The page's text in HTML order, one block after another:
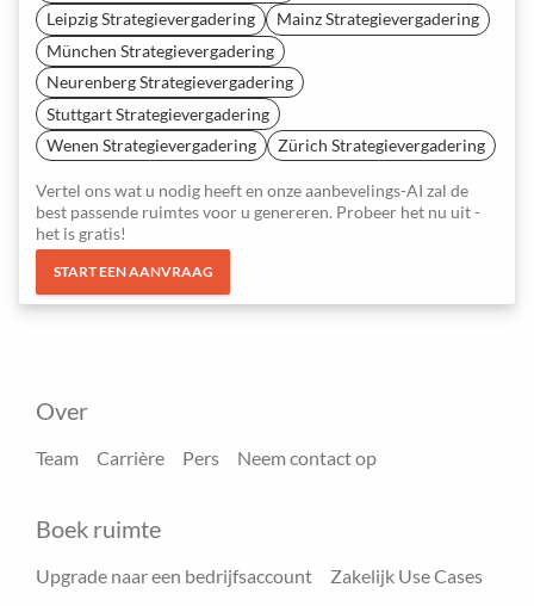
Leipzig Strategievergadering
Mainz Strategievergadering
München Strategievergadering
Neurenberg Strategievergadering
Stuttgart Strategievergadering
Wenen Strategievergadering
Zürich Strategievergadering
Vertel ons wat u nodig heeft en onze aanbevelings-AI zal de
best passende ruimtes voor u genereren. Probeer het nu uit -
het is gratis!
START EEN AANVRAAG
Over
Team Carrière Pers Neem contact op
Boek ruimte
Upgrade naar een bedrijfsaccount
Zakelijk Use Cases